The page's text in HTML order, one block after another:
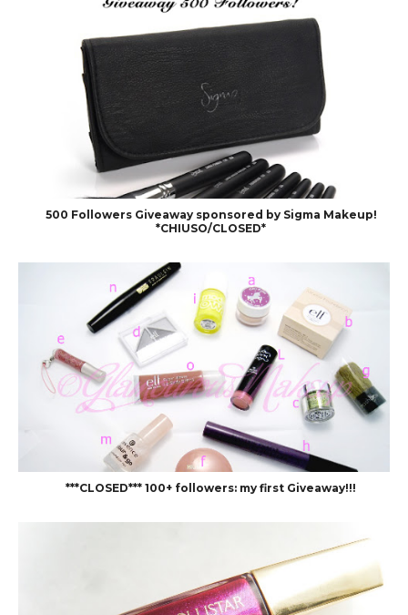
500 Followers Giveaway sponsored by Sigma Makeup!
*CHIUSO/CLOSED*
***CLOSED*** 100+ followers: my first Giveaway!!!